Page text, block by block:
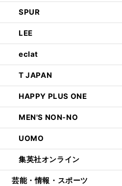
SPUR
LEE
eclat
T JAPAN
HAPPY PLUS ONE
MEN'S NON-NO
UOMO
集英社オンライン
芸能・情報・スポーツ